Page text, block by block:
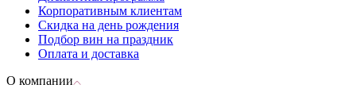
Корпоративным клиентам
Скидка на день рождения
Подбор вин на праздник
Оплата и доставка
О компании